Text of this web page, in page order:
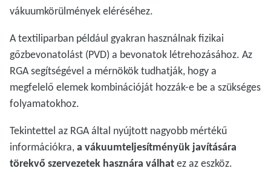
vákuumkörülmények eléréséhez.
A textiliparban például gyakran használnak fizikai
gőzbevonatolást (PVD) a bevonatok létrehozásához. Az
RGA segítségével a mérnökök tudhatják, hogy a
megfelelő elemek kombinációját hozzák-e be a szükséges
folyamatokhoz.
Tekintettel az RGA által nyújtott nagyobb mértékű
információkra,a vákuumteljesítményük javítására
törekvő szervezetek hasznára válhatez az eszköz.